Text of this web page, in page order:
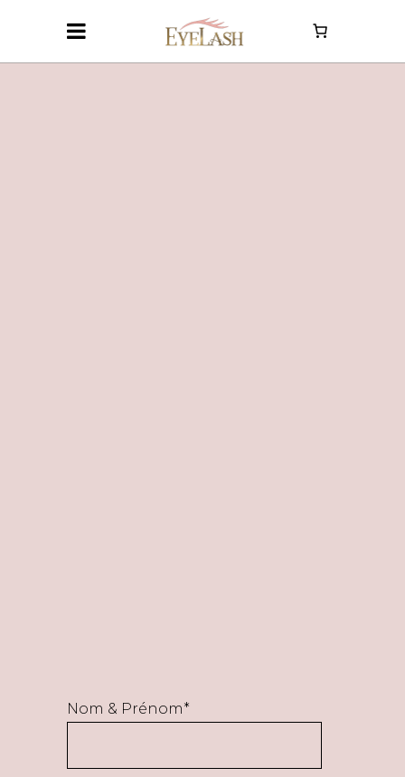
Nom & Prénom*